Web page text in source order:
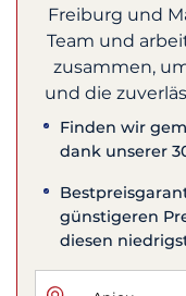
Freiburg und
Team und
zusammen,
und die
Finden wir
dank unserer
günstigeren
diesen